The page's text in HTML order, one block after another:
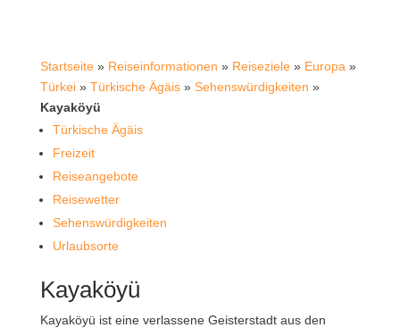
Startseite» Reiseinformationen » Reiseziele» Europa »
Türkei» Türkische Ägäis» Sehenswürdigkeiten »
Kayaköyü
Türkische Ägäis
Freizeit
Reiseangebote
Reisewetter
Sehenswürdigkeiten
Urlaubsorte
Kayaköyü
Kayaköyü ist eine verlassene Geisterstadt aus den